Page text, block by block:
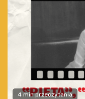
4 min przeczytania